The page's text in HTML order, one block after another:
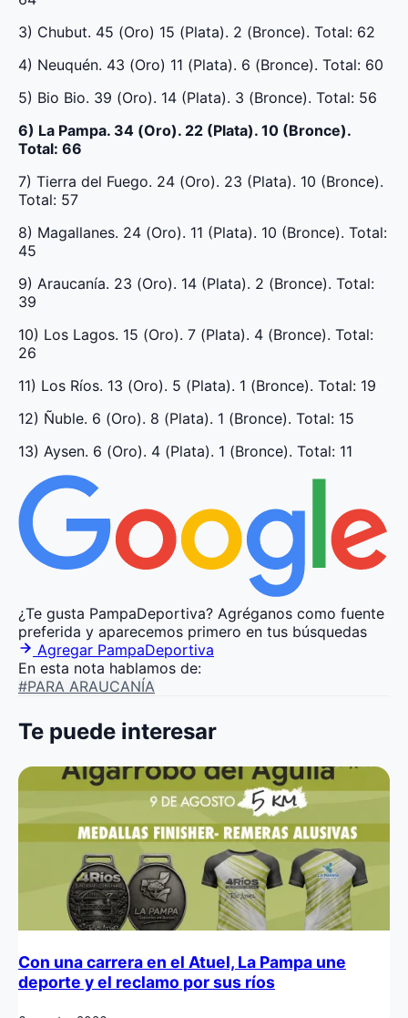
3) Chubut. 45 (Oro) 15 (Plata). 2 (Bronce). Total: 62
4) Neuquén. 43 (Oro) 11 (Plata). 6 (Bronce). Total: 60
5) Bio Bio. 39 (Oro). 14 (Plata). 3 (Bronce). Total: 56
6) La Pampa. 34 (Oro). 22 (Plata). 10 (Bronce).
Total: 66
7) Tierra del Fuego. 24 (Oro). 23 (Plata). 10 (Bronce).
Total: 57
8) Magallanes. 24 (Oro). 11 (Plata). 10 (Bronce). Total:
45
9) Araucanía. 23 (Oro). 14 (Plata). 2 (Bronce). Total:
39
10) Los Lagos. 15 (Oro). 7 (Plata). 4 (Bronce). Total:
26
11) Los Ríos. 13 (Oro). 5 (Plata). 1 (Bronce). Total: 19
12) Ñuble. 6 (Oro). 8 (Plata). 1 (Bronce). Total: 15
13) Aysen. 6 (Oro). 4 (Plata). 1 (Bronce). Total: 11
¿Te gusta PampaDeportiva? Agréganos como fuente
preferida y aparecemos primero en tus búsquedas
Agregar PampaDeportiva
En esta nota hablamos de:
#PARA ARAUCANÍA
Te puede interesar
Con una carrera en el Atuel, La Pampa une
deporte y el reclamo por sus ríos